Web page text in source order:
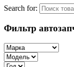
Search for:
Фильтр